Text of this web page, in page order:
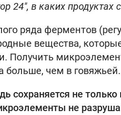
24", в каких продуктах
ряда ферментов
вещества,
больше, чем в говяжьей.
сохраняется не
не